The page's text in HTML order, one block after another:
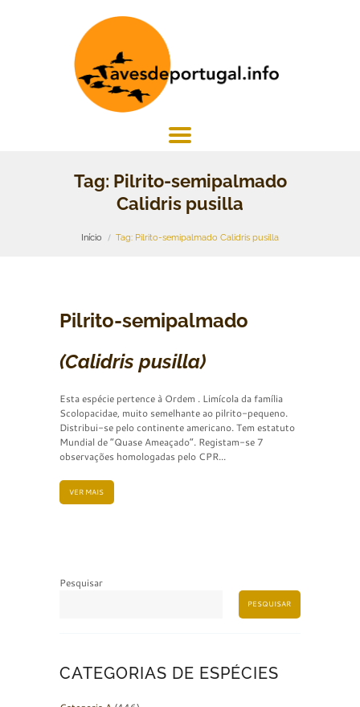
Tag: Pilrito-semipalmado
Calidris pusilla
Início Tag: Pilrito-semipalmado Calidris pusilla
Pilrito-semipalmado
(Calidris pusilla)
Esta espécie pertence à Ordem . Limícola da família
Scolopacidae, muito semelhante ao pilrito-pequeno.
Distribui-se pelo continente americano. Tem estatuto
Mundial de “Quase Ameaçado”. Registam-se 7
observações homologadas pelo CPR...
VER MAIS
Pesquisar
PESQUISAR
CATEGORIAS DE ESPÉCIES